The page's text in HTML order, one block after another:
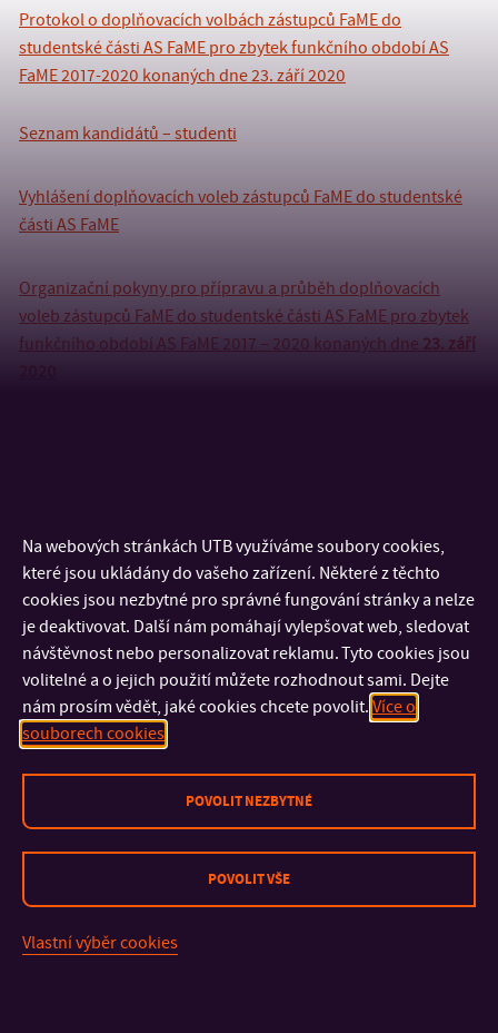
Protokol o doplňovacích volbách zástupců FaME do
studentské části AS FaME pro zbytek funkčního období AS
FaME 2017-2020 konaných dne 23. září 2020
Seznam kandidátů – studenti
Vyhlášení doplňovacích voleb zástupců FaME do studentské
části AS FaME
Organizační pokyny pro přípravu a průběh doplňovacích
voleb zástupců FaME do studentské části AS FaME pro zbytek
funkčního období AS FaME 2017 – 2020 konaných dne 23. září
Seznamy
Přístupné pouze po přihlášení na Sharepointu FaME
Seznam studentů FaME
Na webových stránkách UTB využíváme soubory cookies,
které jsou ukládány do vašeho zařízení. Některé z těchto
cookies jsou nezbytné pro správné fungování stránky a nelze
je deaktivovat. Další nám pomáhají vylepšovat web, sledovat
návštěvnost nebo personalizovat reklamu. Tyto cookies jsou
volitelné a o jejich použití můžete rozhodnout sami. Dejte
nám prosím vědět, jaké cookies chcete povolit. Více o
souborech cookies
POVOLIT NEZBYTNÉ
POVOLIT VŠE
Vlastní výběr cookies